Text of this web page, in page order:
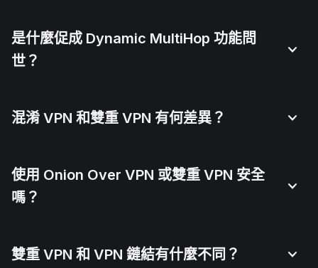
是什麼促成 Dynamic MultiHop 功能問
世？
混淆 VPN 和雙重 VPN 有何差異？
使用 Onion Over VPN 或雙重 VPN 安全
嗎？
雙重 VPN 和 VPN 鏈結有什麼不同？